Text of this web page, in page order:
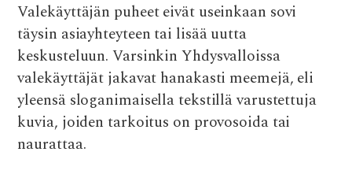
Valekäyttäjän puheet eivät useinkaan sovi
täysin asiayhteyteen tai lisää uutta
keskusteluun. Varsinkin Yhdysvalloissa
valekäyttäjät jakavat hanakasti meemejä, eli
yleensä sloganimaisella tekstillä varustettuja
kuvia, joiden tarkoitus on provosoida tai
naurattaa.